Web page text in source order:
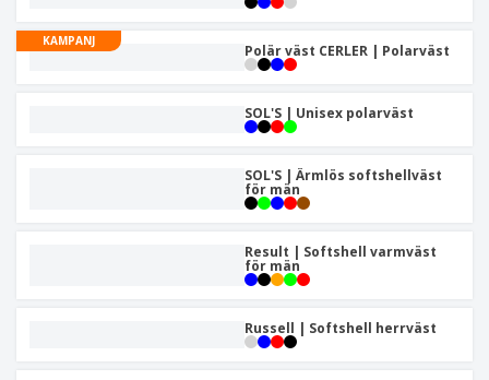
KAMPANJ
Polär väst CERLER | Polarväst
SOL'S | Unisex polarväst
SOL'S | Ärmlös softshellväst
för män
Result | Softshell varmväst
för män
Russell | Softshell herrväst